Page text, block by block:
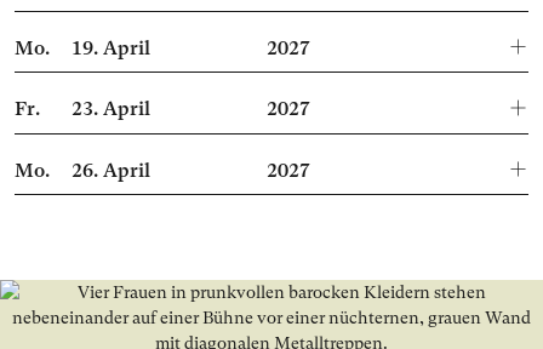
Mo. 19.April 2027
Fr. 23.April 2027
Mo. 26.April 2027